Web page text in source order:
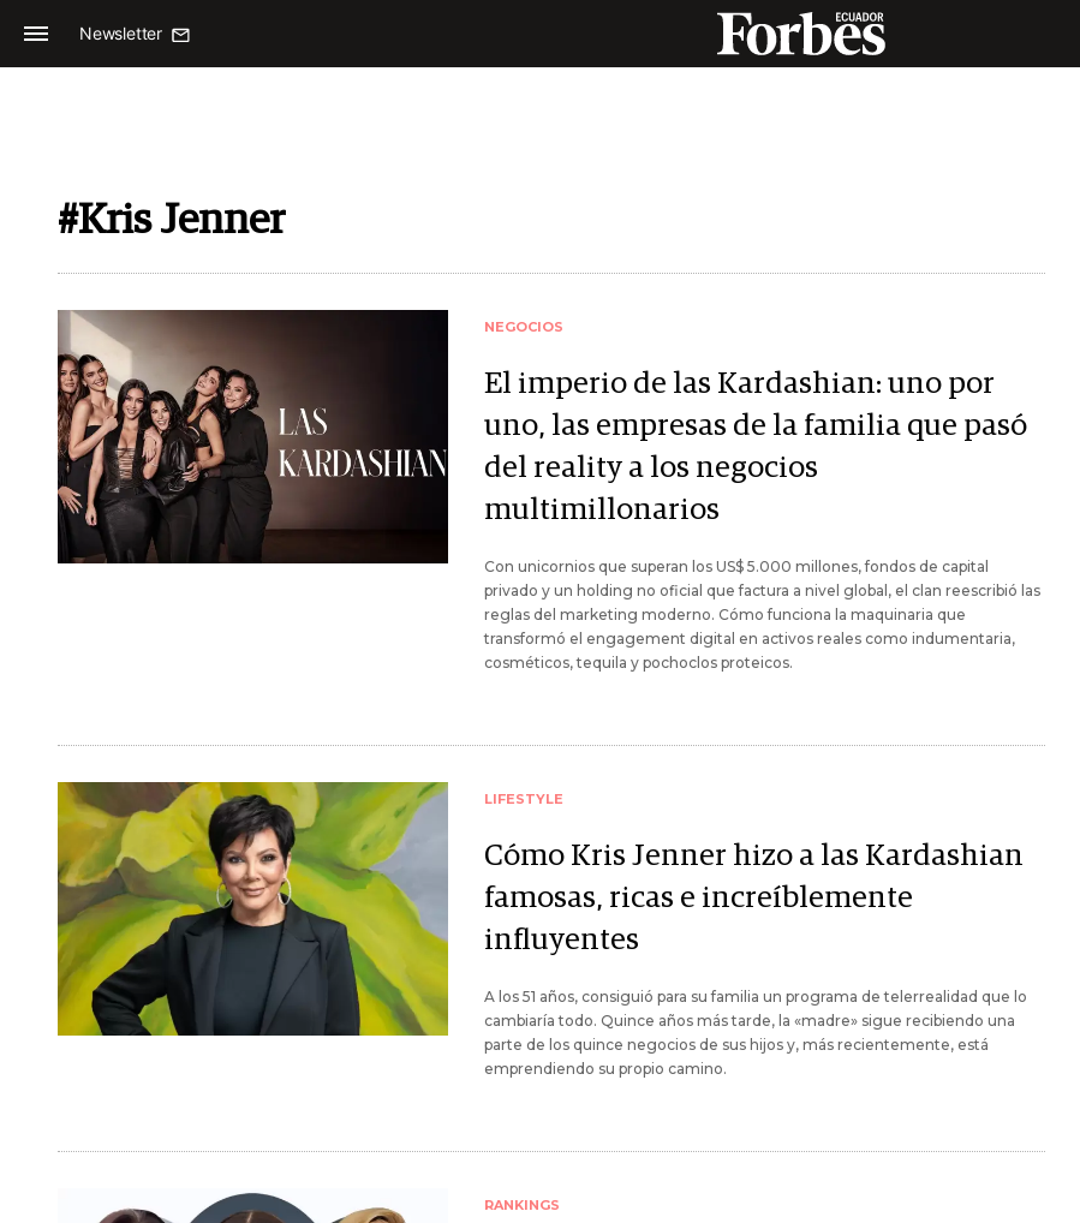
Newsletter
#Kris Jenner
NEGOCIOS
El imperio de las Kardashian: uno por
uno, las empresas de la familia que pasó
del reality a los negocios
multimillonarios
Con unicornios que superan los US$ 5.000 millones, fondos de capital
privado y un holding no oficial que factura a nivel global, el clan reescribió las
reglas del marketing moderno. Cómo funciona la maquinaria que
transformó el engagement digital en activos reales como indumentaria,
cosméticos, tequila y pochoclos proteicos.
LIFESTYLE
Cómo Kris Jenner hizo a las Kardashian
famosas, ricas e increíblemente
influyentes
A los 51 años, consiguió para su familia un programa de telerrealidad que lo
cambiaría todo. Quince años más tarde, la «madre» sigue recibiendo una
parte de los quince negocios de sus hijos y, más recientemente, está
emprendiendo su propio camino.
RANKINGS